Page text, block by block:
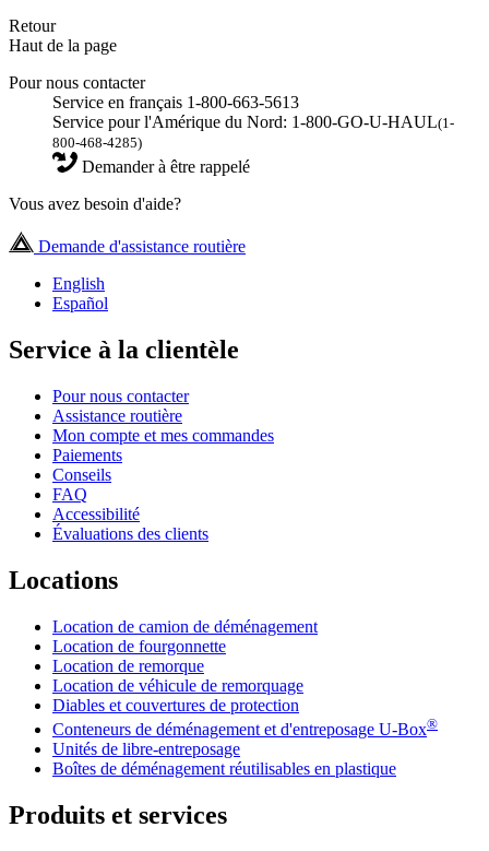
Retour
Haut de la page
Pour nous contacter
Service en français 1-800-663-5613
Service pour l'Amérique du Nord: 1-800-GO-U-HAUL(1-
800-468-4285)
Demander à être rappelé
Vous avez besoin d'aide?
Demande d'assistance routière
English
Español
Service à la clientèle
Pour nous contacter
Assistance routière
Mon compte et mes commandes
Paiements
Conseils
FAQ
Accessibilité
Évaluations des clients
Locations
Location de camion de déménagement
Location de fourgonnette
Location de remorque
Location de véhicule de remorquage
Diables et couvertures de protection
Conteneurs de déménagement et d'entreposage U-Box®
Unités de libre-entreposage
Boîtes de déménagement réutilisables en plastique
Produits et services